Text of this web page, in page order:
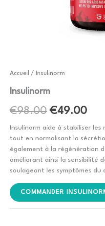
Accueil / Insulinorm
Insulinorm
€98.00 Le
prix
initial
était :
€98.00.
€49.00Le
prix
est
Insulinorm aide à stabiliser les
tout en normalisant la
également à la régénération
améliorant ainsi la sensibilité
soulageant les symptômes du
COMMANDER